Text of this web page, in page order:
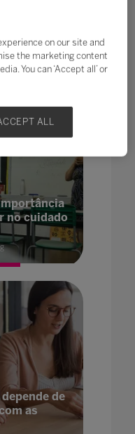
caminho
no ensino
b.Uni
no cuidado
de
as
on our site and
the marketing content
You can ‘Accept all’ or
ALL